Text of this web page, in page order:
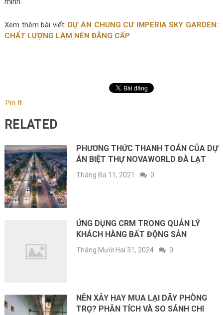
Xem thêm bài viết: DỰ ÁN CHUNG CƯ IMPERIA SKY GARDEN:
CHẤT LƯỢNG LÀM NÊN ĐẲNG CẤP
Pin It
RELATED
PHƯƠNG THỨC THANH TOÁN CỦA DỰ
ÁN BIỆT THỰ NOVAWORLD ĐÀ LẠT
Tháng Ba 11, 2021 0
ỨNG DỤNG CRM TRONG QUẢN LÝ
KHÁCH HÀNG BẤT ĐỘNG SẢN
Tháng Mười Hai 31, 2024 0
NÊN XÂY HAY MUA LẠI DÃY PHÒNG
TRỌ? PHÂN TÍCH VÀ SO SÁNH CHI